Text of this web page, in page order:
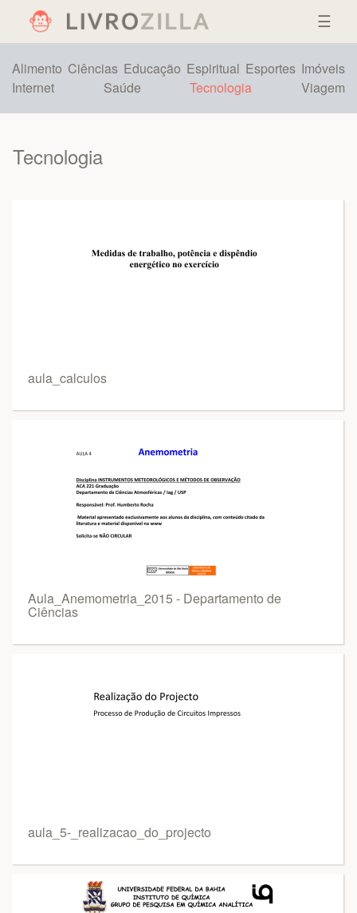
☰
Alimento Ciências Educação Espiritual Esportes Imóveis
Internet
Saúde Tecnologia Viagem
Tecnologia
aula_calculos
Aula_Anemometria_2015 - Departamento de
Ciências
aula_5-_realizacao_do_projecto